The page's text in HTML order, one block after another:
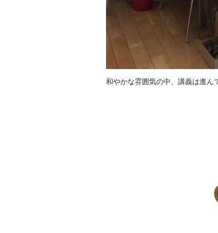
和やかな雰囲気の中、講義は進ん